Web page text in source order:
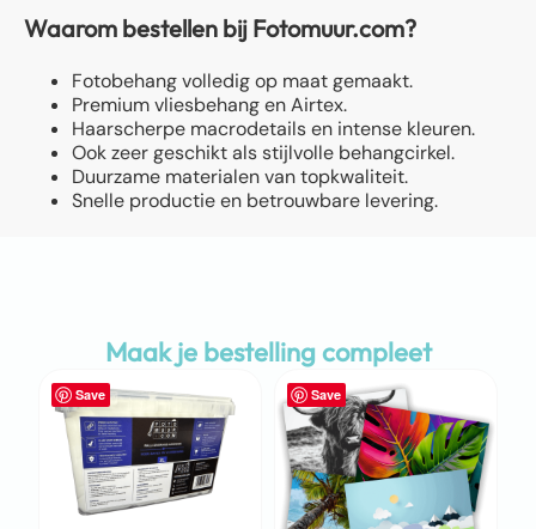
Waarom bestellen bij Fotomuur.com?
Fotobehang volledig op maat gemaakt.
Premium vliesbehang en Airtex.
Haarscherpe macrodetails en intense kleuren.
Ook zeer geschikt als stijlvolle behangcirkel.
Duurzame materialen van topkwaliteit.
Snelle productie en betrouwbare levering.
Maak je bestelling compleet
Save Save